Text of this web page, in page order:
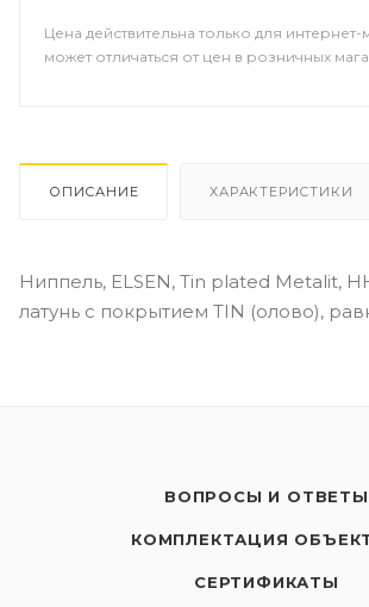
Цена действительна только для интернет-
может отличаться от цен в розничных
ОПИСАНИЕ ХАРАКТЕРИСТИКИ
Ниппель, ELSEN, Tin plated Metalit, НН,
латунь с покрытием TIN (олово),
ВОПРОСЫ И ОТВЕТЫ
КОМПЛЕКТАЦИЯ
СЕРТИФИКАТЫ